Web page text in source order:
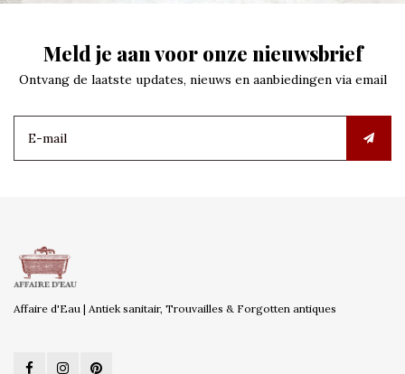
Meld je aan voor onze nieuwsbrief
Ontvang de laatste updates, nieuws en aanbiedingen via email
Affaire d'Eau | Antiek sanitair, Trouvailles & Forgotten antiques